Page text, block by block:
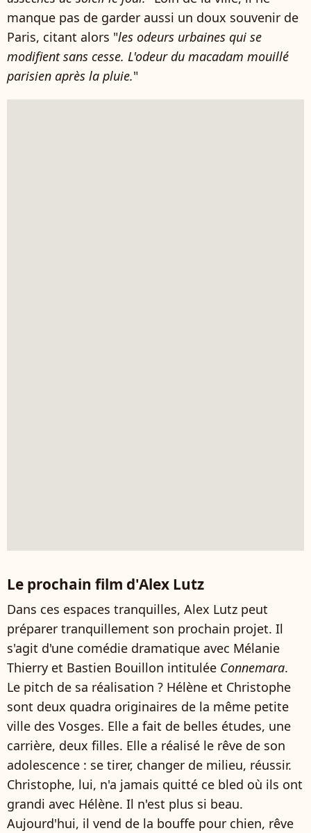
manque pas de garder aussi un doux souvenir de
Paris, citant alors "les odeurs urbaines qui se
modifient sans cesse. L'odeur du macadam mouillé
parisien après la pluie."
Le prochain film d'Alex Lutz
Dans ces espaces tranquilles, Alex Lutz peut
préparer tranquillement son prochain projet. Il
s'agit d'une comédie dramatique avec Mélanie
Thierry et Bastien Bouillon intitulée Connemara.
Le pitch de sa réalisation ? Hélène et Christophe
sont deux quadra originaires de la même petite
ville des Vosges. Elle a fait de belles études, une
carrière, deux filles. Elle a réalisé le rêve de son
adolescence : se tirer, changer de milieu, réussir.
Christophe, lui, n'a jamais quitté ce bled où ils ont
grandi avec Hélène. Il n'est plus si beau.
Aujourd'hui, il vend de la bouffe pour chien, rêve